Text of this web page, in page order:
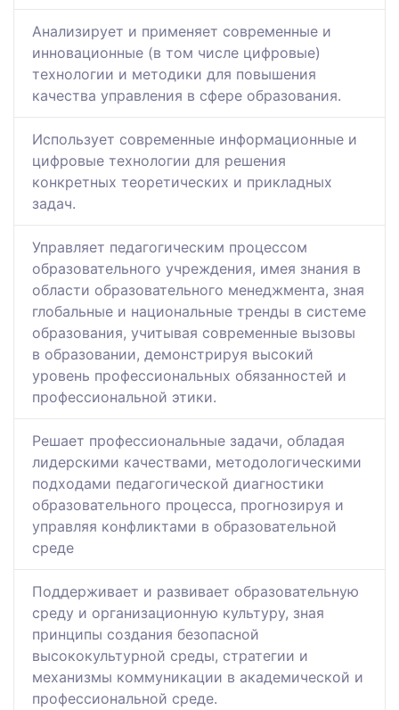
Анализирует и применяет современные и
инновационные (в том числе цифровые)
технологии и методики для повышения
качества управления в сфере образования.
Использует современные информационные и
цифровые технологии для решения
конкретных теоретических и прикладных
задач.
Управляет педагогическим процессом
образовательного учреждения, имея знания в
области образовательного менеджмента, зная
глобальные и национальные тренды в системе
образования, учитывая современные вызовы
в образовании, демонстрируя высокий
уровень профессиональных обязанностей и
профессиональной этики.
Решает профессиональные задачи, обладая
лидерскими качествами, методологическими
подходами педагогической диагностики
образовательного процесса, прогнозируя и
управляя конфликтами в образовательной
среде
Поддерживает и развивает образовательную
среду и организационную культуру, зная
принципы создания безопасной
высококультурной среды, стратегии и
механизмы коммуникации в академической и
профессиональной среде.